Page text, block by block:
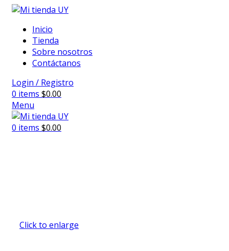
Inicio
Tienda
Sobre nosotros
Contáctanos
Login / Registro
0 items $0.00
Menu
0 items $0.00
Click to enlarge